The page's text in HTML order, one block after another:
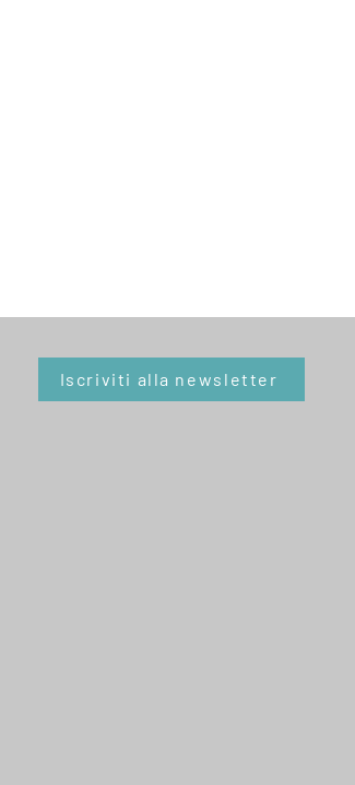
Iscriviti alla newsletter